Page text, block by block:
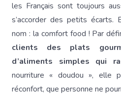
les Français sont toujours
s’accorder des petits
nom : la comfort food ! Par
clients des plats
d’aliments simples qui
nourriture « doudou », elle
réconfort, que personne ne